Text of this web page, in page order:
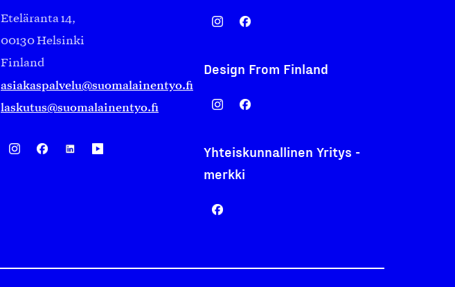
Eteläranta 14,
00130 Helsinki
Finland
asiakaspalvelu@suomalainentyo.fi
laskutus@suomalainentyo.fi
Design From Finland
Yhteiskunnallinen Yritys -
merkki